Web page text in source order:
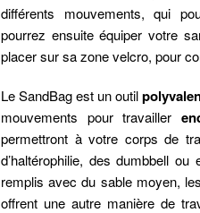
différents mouvements, qui
pourrez ensuite équiper votre
placer sur sa zone velcro, pour
Le SandBag est un outil
mouvements pour travailler
permettront à votre corps de
d’haltérophilie, des dumbbell
remplis avec du sable moyen,
offrent une autre manière de